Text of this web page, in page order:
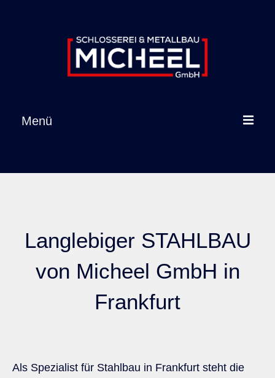
Menü
Startseite
Über uns
Karriere
Langlebiger STAHLBAU
von Micheel GmbH in
Frankfurt
Als Spezialist für Stahlbau in Frankfurt steht die